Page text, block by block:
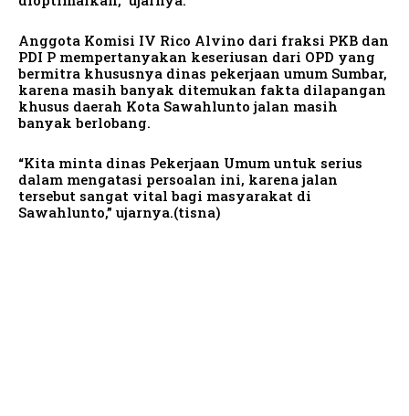
Anggota Komisi IV Rico Alvino dari fraksi PKB dan
PDI P mempertanyakan keseriusan dari OPD yang
bermitra khususnya dinas pekerjaan umum Sumbar,
karena masih banyak ditemukan fakta dilapangan
khusus daerah Kota Sawahlunto jalan masih
banyak berlobang.
“Kita minta dinas Pekerjaan Umum untuk serius
dalam mengatasi persoalan ini, karena jalan
tersebut sangat vital bagi masyarakat di
Sawahlunto,” ujarnya.(tisna)